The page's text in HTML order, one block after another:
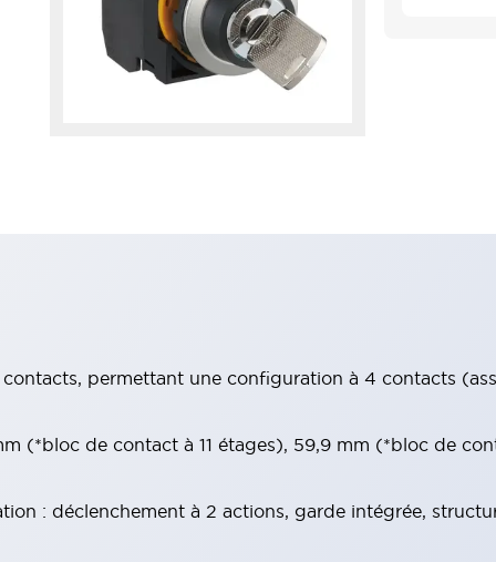
permettant une configuration à 4 contacts
(*bloc de contact à 11 étages), 59,9 mm (*bloc de
: déclenchement à 2 actions, garde intégrée,